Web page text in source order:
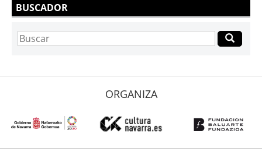
BUSCADOR
ORGANIZA